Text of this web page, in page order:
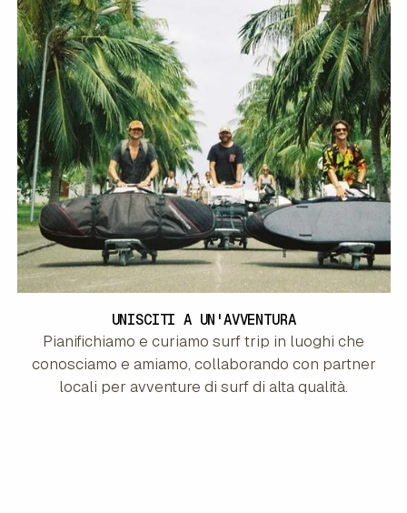
UNISCITI A UN'AVVENTURA
Pianifichiamo e curiamo surf trip in luoghi che
conosciamo e amiamo, collaborando con partner
locali per avventure di surf di alta qualità.